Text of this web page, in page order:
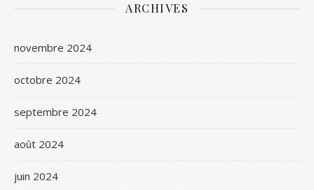
ARCHIVES
novembre 2024
octobre 2024
septembre 2024
août 2024
juin 2024